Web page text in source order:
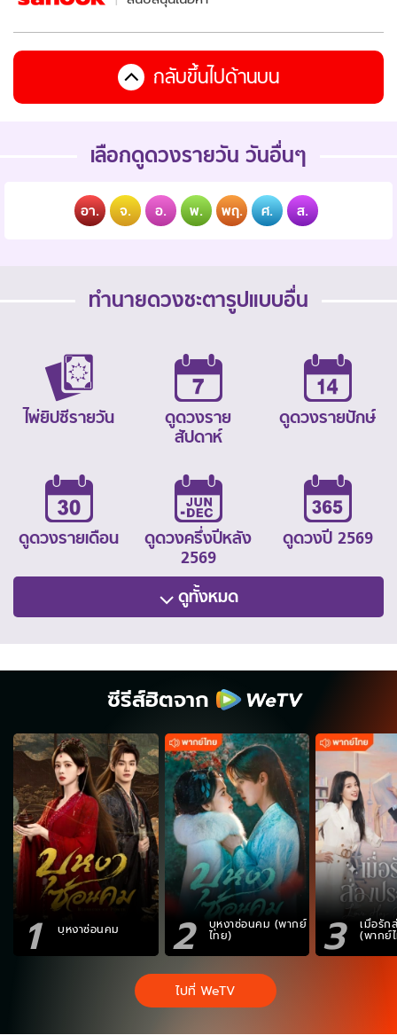
กลับขึ้นไปด้านบน
เลือกดูดวงรายวัน วันอื่นๆ
อา. จ. อ. พ. พฤ. ศ. ส.
ทำนายดวงชะตารูปแบบอื่น
ไพ่ยิปซีรายวัน
ดูดวงราย
สัปดาห์
ดูดวงรายปักษ์
ดูดวงรายเดือน
ดูดวงครึ่งปีหลัง
2569
ดูดวงปี 2569
ดูทั้งหมด
ซีรีส์ฮิตจาก
1 บุหงาซ่อนคม 2 บุหงาซ่อนคม (พากย์
ไทย) 3 เมื่อรัก
(พากย์
ไปที่ WeTV